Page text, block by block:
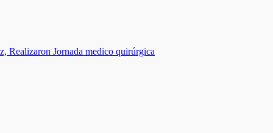
Realizaron Jornada medico quirúrgica